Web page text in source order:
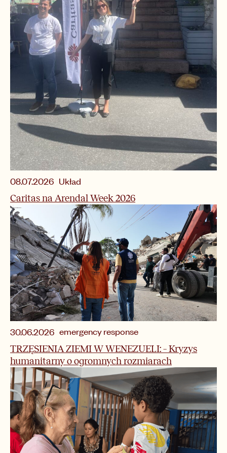
08.07.2026 Układ
Caritas na Arendal Week 2026
30.06.2026 emergency response
TRZĘSIENIA ZIEMI W WENEZUELI: – Kryzys
humanitarny o ogromnych rozmiarach